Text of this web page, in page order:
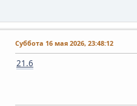
Суббота 16 мая 2026, 23:48:12
21.6